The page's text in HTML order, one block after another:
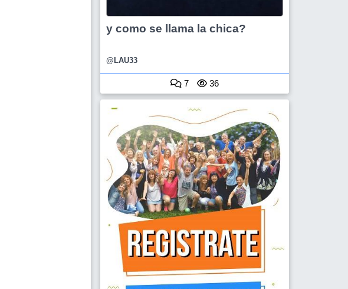
y como se llama la chica?
@LAU33
7 36